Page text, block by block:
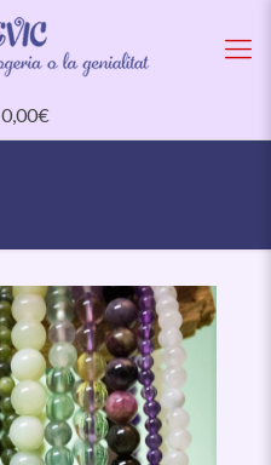
0,00€